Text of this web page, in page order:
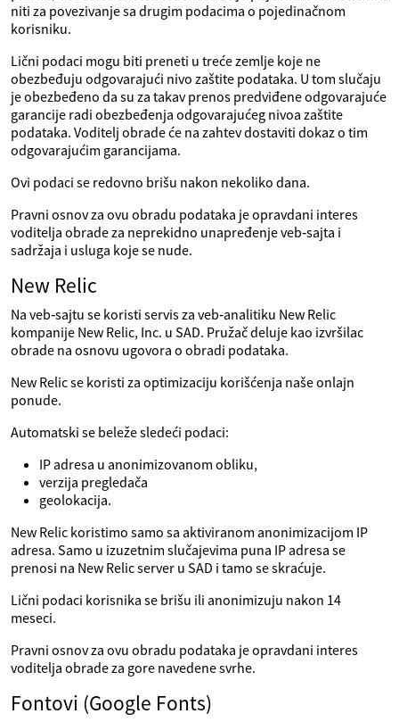
niti za povezivanje sa drugim podacima o pojedinačnom
korisniku.
Lični podaci mogu biti preneti u treće zemlje koje ne
obezbeđuju odgovarajući nivo zaštite podataka. U tom slučaju
je obezbeđeno da su za takav prenos predviđene odgovarajuće
garancije radi obezbeđenja odgovarajućeg nivoa zaštite
podataka. Voditelj obrade će na zahtev dostaviti dokaz o tim
odgovarajućim garancijama.
Ovi podaci se redovno brišu nakon nekoliko dana.
Pravni osnov za ovu obradu podataka je opravdani interes
voditelja obrade za neprekidno unapređenje veb‑sajta i
sadržaja i usluga koje se nude.
New Relic
Na veb‑sajtu se koristi servis za veb‑analitiku New Relic
kompanije New Relic, Inc. u SAD. Pružač deluje kao izvršilac
obrade na osnovu ugovora o obradi podataka.
New Relic se koristi za optimizaciju korišćenja naše onlajn
ponude.
Automatski se beleže sledeći podaci:
IP adresa u anonimizovanom obliku,
verzija pregledača
geolokacija.
New Relic koristimo samo sa aktiviranom anonimizacijom IP
adresa. Samo u izuzetnim slučajevima puna IP adresa se
prenosi na New Relic server u SAD i tamo se skraćuje.
Lični podaci korisnika se brišu ili anonimizuju nakon 14
meseci.
Pravni osnov za ovu obradu podataka je opravdani interes
voditelja obrade za gore navedene svrhe.
Fontovi (Google Fonts)